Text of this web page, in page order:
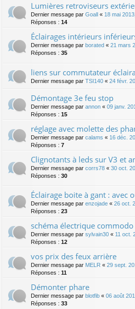
Lumières retroviseurs
Dernier message par Goall « 18 mai
Réponses : 14
Éclairages intérieurs
Dernier message par borated « 21 mars
Réponses : 35
liens sur commutateur
Dernier message par TSI140 « 24 févr.
Démontage 3e feu stop
Dernier message par annon « 09 janv.
Réponses : 15
réglage avec molette des
Dernier message par calams « 16 déc.
Réponses : 7
Clignotants à leds sur V3 et
Dernier message par corrs78 « 30 oct.
Réponses : 30
Éclairage boite à gant : avec
Dernier message par enzojade « 26 oct.
Réponses : 23
schéma électrique commodo
Dernier message par sylvain30 « 11 oct.
Réponses : 12
vos prix des feux arrière
Dernier message par MELR « 29 sept.
Réponses : 11
Démonter phare
Dernier message par blotfib « 06 août
Réponses : 33